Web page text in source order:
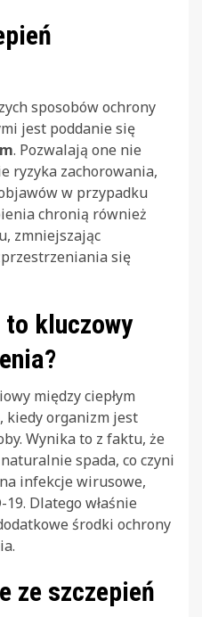
sposobów ochrony
jest poddanie się
. Pozwalają one nie
ryzyka zachorowania,
w przypadku
chronią również
zmniejszając
się
kluczowy
między ciepłym
kiedy organizm jest
Wynika to z faktu, że
spada, co czyni
infekcje wirusowe,
Dlatego właśnie
środki ochrony
ze szczepień